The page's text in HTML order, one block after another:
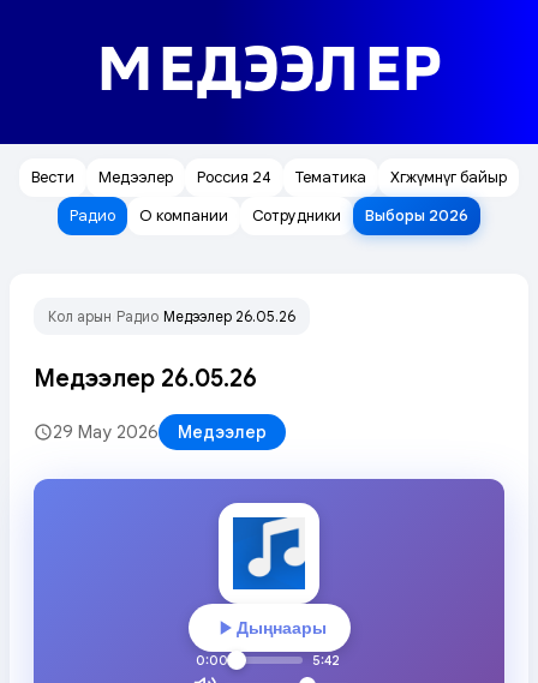
МЕДЭЭЛЕР
Вести Медээлер Россия 24 Тематика
Хөгжүмнүг байыр
Радио
О компании Сотрудники Выборы 2026
Кол арын Радио Медээлер 26.05.26
Медээлер 26.05.26
29 May 2026 Медээлер
Дыңнаары
0:00 5:42